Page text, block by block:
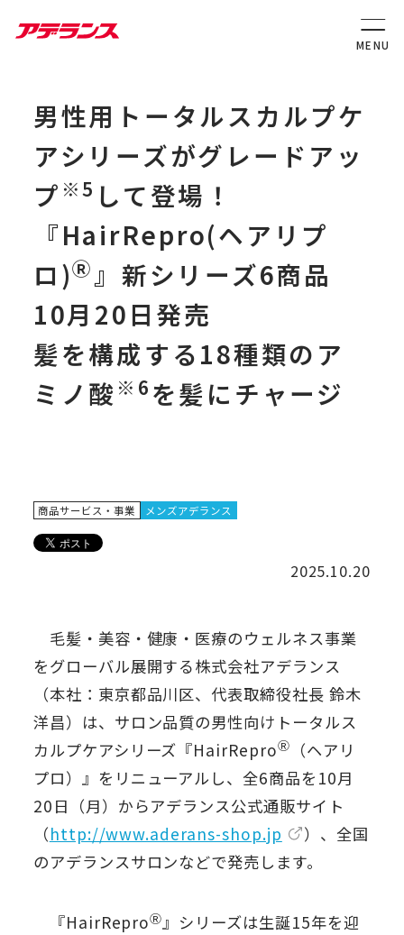
男性用トータルスカルプケ
アシリーズがグレードアッ
プ ※5 して登場！
『HairRepro(ヘアリプ
ロ)Ⓡ』新シリーズ6商品
10月20日発売
髪を構成する18種類のア
ミノ酸 ※6 を髪にチャージ
商品サービス・事業 メンズアデランス
2025.10.20
毛髪・美容・健康・医療のウェルネス事業
をグローバル展開する株式会社アデランス
（本社：東京都品川区、代表取締役社長 鈴木
洋昌）は、サロン品質の男性向けトータルス
カルプケアシリーズ『HairReproⓇ
（ヘアリ
プロ）』をリニューアルし、全6商品を10月
20日（月）からアデランス公式通販サイト
（http://www.aderans-shop.jp
）、全国
のアデランスサロンなどで発売します。
『HairReproⓇ』シリーズは生誕15年を迎